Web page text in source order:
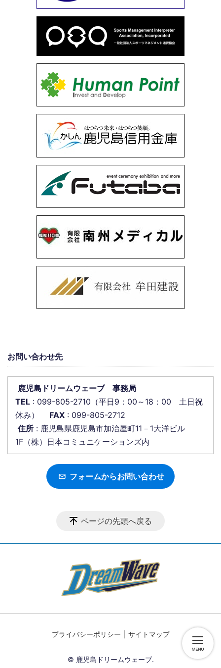
お問い合わせ先
鹿児島ドリームウェーブ 事務局
TEL : 099-805-2710（平日9：00～18：00 土日祝
休み）
FAX : 099-805-2712
住所 : 鹿児島県鹿児島市加治屋町11－1大洋ビル
1F（株）日本コミュニケーションズ内
フォームからお問い合わせ
ページの先頭へ戻る
プライバシーポリシー サイトマップ
© 鹿児島ドリームウェーブ.